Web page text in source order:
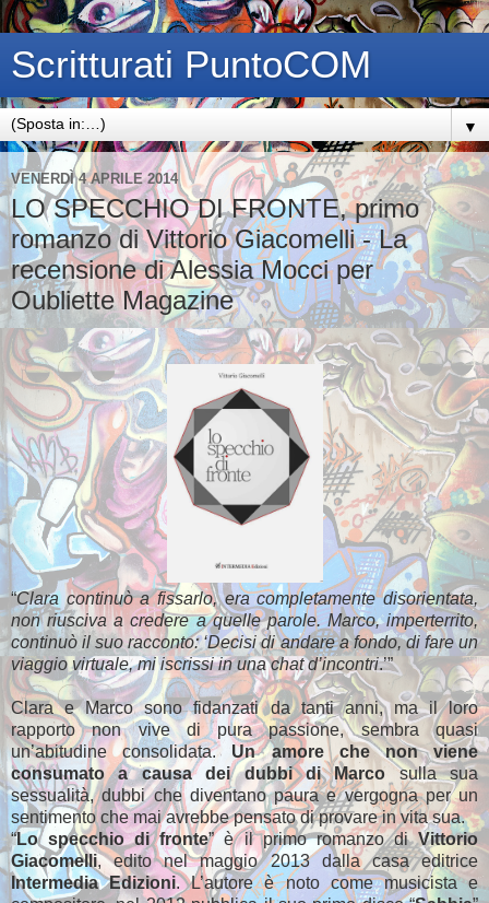
Scritturati PuntoCOM
▼
VENERDÌ 4 APRILE 2014
LO SPECCHIO DI FRONTE, primo
romanzo di Vittorio Giacomelli - La
recensione di Alessia Mocci per
Oubliette Magazine
“Clara continuò a fissarlo, era completamente disorientata,
non riusciva a credere a quelle parole. Marco, imperterrito,
continuò il suo racconto: ‘Decisi di andare a fondo, di fare un
viaggio virtuale, mi iscrissi in una chat d’incontri.’”
Clara e Marco sono fidanzati da tanti anni, ma il loro
rapporto non vive di pura passione, sembra quasi
un’abitudine consolidata. Un amore che non viene
consumato a causa dei dubbi di Marco sulla sua
sessualità, dubbi che diventano paura e vergogna per un
sentimento che mai avrebbe pensato di provare in vita sua.
“Lo specchio di fronte” è il primo romanzo diVittorio
Giacomelli, edito nel maggio 2013 dalla casa editrice
Intermedia Edizioni. L’autore è noto come musicista e